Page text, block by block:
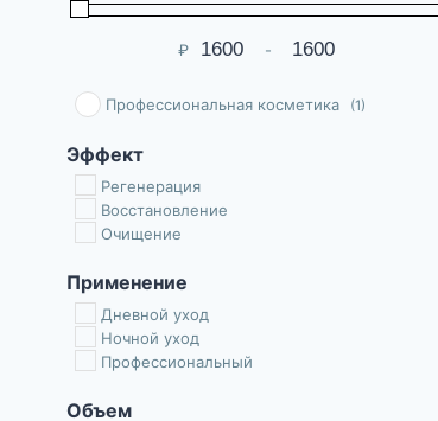
₽ -
Профессиональная косметика (1)
Эффект
Pегенерация
Восстановление
Очищение
Применение
Дневной уход
Ночной уход
Профессиональный
Объем